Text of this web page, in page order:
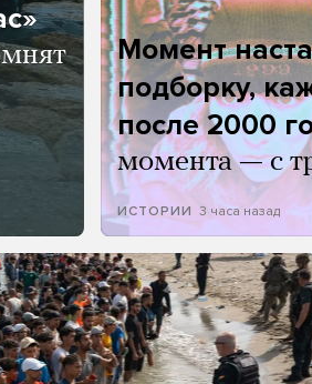
Момент
подборку,
после 2000
момента — с
ИСТОРИИ 3 часа назад